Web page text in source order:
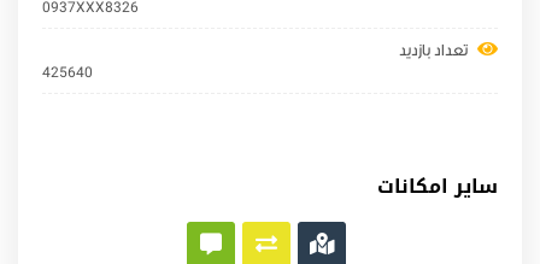
0937XXX8326
تعداد بازدید
425640
سایر امکانات